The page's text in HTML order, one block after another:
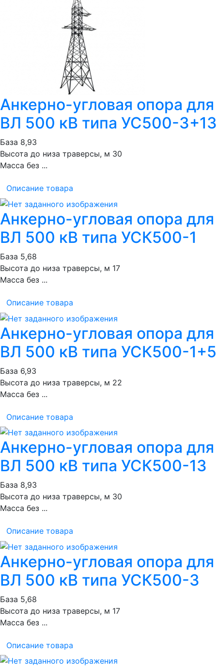
Анкерно-угловая опора для
ВЛ 500 кВ типа УС500-3+13
База 8,93
Высота до низа траверсы, м 30
Масса без ...
Описание товара
Анкерно-угловая опора для
ВЛ 500 кВ типа УСК500-1
База 5,68
Высота до низа траверсы, м 17
Масса без ...
Описание товара
Анкерно-угловая опора для
ВЛ 500 кВ типа УСК500-1+5
База 6,93
Высота до низа траверсы, м 22
Масса без ...
Описание товара
Анкерно-угловая опора для
ВЛ 500 кВ типа УСК500-13
База 8,93
Высота до низа траверсы, м 30
Масса без ...
Описание товара
Анкерно-угловая опора для
ВЛ 500 кВ типа УСК500-3
База 5,68
Высота до низа траверсы, м 17
Масса без ...
Описание товара